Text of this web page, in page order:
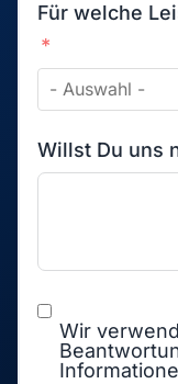
Für welche
Willst Du uns
Wir